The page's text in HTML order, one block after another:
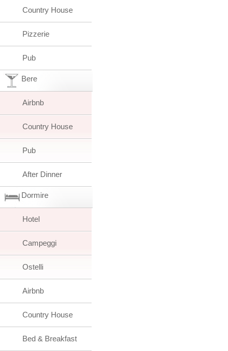
Country House
Pizzerie
Pub
Bere
Airbnb
Country House
Pub
After Dinner
Dormire
Hotel
Campeggi
Ostelli
Airbnb
Country House
Bed & Breakfast